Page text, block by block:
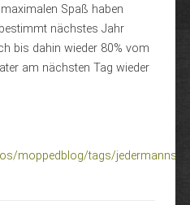
Spaß haben
nächstes Jahr
bis dahin wieder 80% vom
am nächsten Tag wieder
moppedblog/tags/